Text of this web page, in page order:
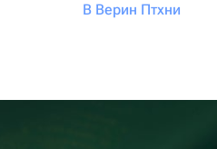
В Верин Птхни